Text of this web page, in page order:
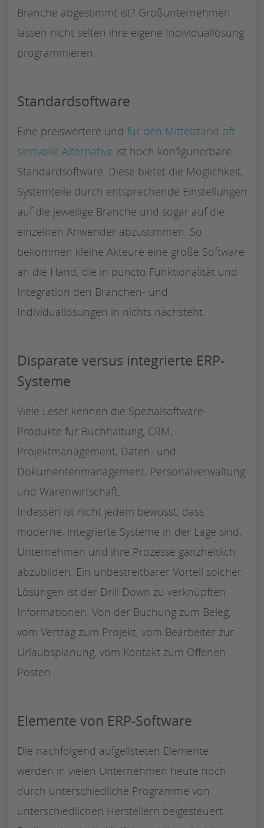
Branche abgestimmt ist? Großunternehmen
lassen nicht selten ihre eigene Individuallösung
programmieren.
Standardsoftware
Eine preiswertere und für den Mittelstand oft
sinnvolle Alternative ist hoch konfigurierbare
Standardsoftware. Diese bietet die Möglichkeit,
Systemteile durch entsprechende Einstellungen
auf die jeweilige Branche und sogar auf die
einzelnen Anwender abzustimmen. So
bekommen kleine Akteure eine große Software
an die Hand, die in puncto Funktionalität und
Integration den Branchen- und
Individuallösungen in nichts nachsteht.
Disparate versus integrierte ERP-
Systeme
Viele Leser kennen die Spezialsoftware-
Produkte für Buchhaltung, CRM,
Projektmanagement, Daten- und
Dokumentenmanagement, Personalverwaltung
und Warenwirtschaft.
Indessen ist nicht jedem bewusst, dass
moderne, integrierte Systeme in der Lage sind,
Unternehmen und ihre Prozesse ganzheitlich
abzubilden. Ein unbestreitbarer Vorteil solcher
Lösungen ist der Drill Down zu verknüpften
Informationen: Von der Buchung zum Beleg,
vom Vertrag zum Projekt, vom Bearbeiter zur
Urlaubsplanung, vom Kontakt zum Offenen
Posten.
Elemente von ERP-Software
Die nachfolgend aufgelisteten Elemente
werden in vielen Unternehmen heute noch
durch unterschiedliche Programme von
unterschiedlichen Herstellern beigesteuert.